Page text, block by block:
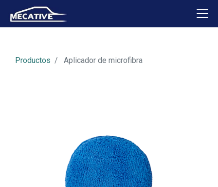
Productos Aplicador de microfibra